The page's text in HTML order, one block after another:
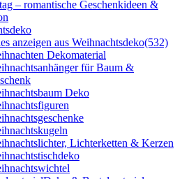
– romantische Geschenkideen &
anzeigen aus Weihnachtsdeko(532)
Dekomaterial
für Baum &
Deko
Lichterketten & Kerzen